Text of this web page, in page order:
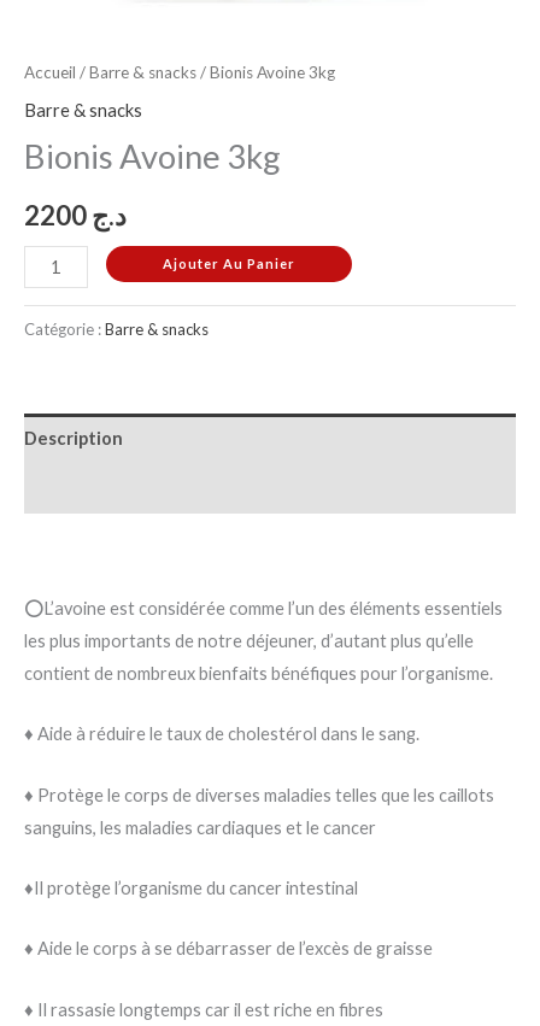
Accueil /Barre & snacks/ Bionis Avoine 3kg
Barre & snacks
Bionis Avoine 3kg
د.ج
Ajouter Au Panier
Catégorie :Barre & snacks
Description
⭕L’avoine est considérée comme l’un des éléments essentiels
les plus importants de notre déjeuner, d’autant plus qu’elle
contient de nombreux bienfaits bénéfiques pour l’organisme.
♦️ Aide à réduire le taux de cholestérol dans le sang.
♦️ Protège le corps de diverses maladies telles que les caillots
sanguins, les maladies cardiaques et le cancer
♦️Il protège l’organisme du cancer intestinal
♦️ Aide le corps à se débarrasser de l’excès de graisse
♦️ Il rassasie longtemps car il est riche en fibres